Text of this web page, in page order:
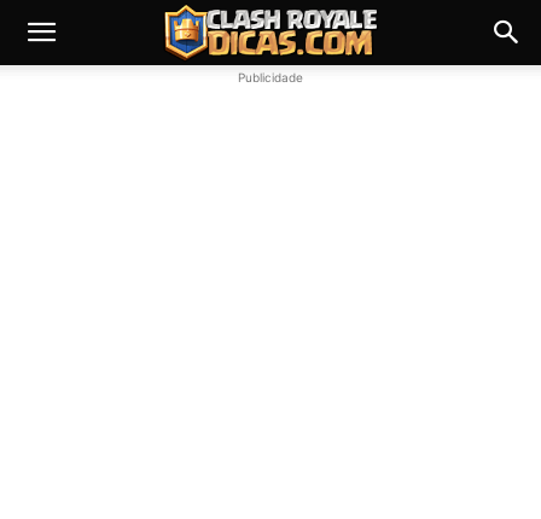
Publicidade